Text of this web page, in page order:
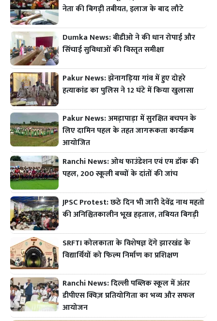
नेता की बिगड़ी तबीयत, इलाज के बाद लौटे
Dumka News: बीडीओ ने की धान रोपाई और
सिंचाई सुविधाओं की विस्तृत समीक्षा
Pakur News: झेनागड़िया गांव में हुए दोहरे
हत्याकांड का पुलिस ने 12 घंटे में किया खुलासा
Pakur News: अमड़ापाड़ा में सुरक्षित बचपन के
लिए दामिन पहल के तहत जागरूकता कार्यक्रम
आयोजित
Ranchi News: ओथ फाउंडेशन एवं एम डॉक की
पहल, 200 स्कूली बच्चों के दांतों की जांच
JPSC Protest: छठे दिन भी जारी देवेंद्र नाथ महतो
की अनिश्चितकालीन भूख हड़ताल, तबियत बिगड़ी
SRFTI कोलकाता के विशेषज्ञ देंगे झारखंड के
विद्यार्थियों को फिल्म निर्माण का प्रशिक्षण
Ranchi News: दिल्ली पब्लिक स्कूल में अंतर
डीपीएस क्विज़ प्रतियोगिता का भव्य और सफल
आयोजन